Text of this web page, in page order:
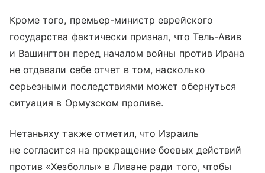
Кроме того, премьер-министр еврейского
государства фактически признал, что Тель-Авив
и Вашингтон перед началом войны против Ирана
не отдавали себе отчет в том, насколько
серьезными последствиями может обернуться
ситуация в Ормузском проливе.
Нетаньяху также отметил, что Израиль
не согласится на прекращение боевых действий
против «Хезболлы» в Ливане ради того, чтобы